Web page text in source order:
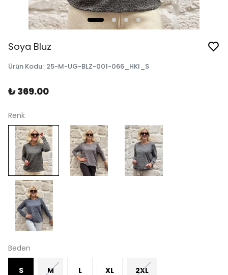
Soya Bluz
Ürün Kodu: 25-M-UG-BLZ-001-066_HKI_S
₺ 369.00
Renk
Beden
S M L XL 2XL